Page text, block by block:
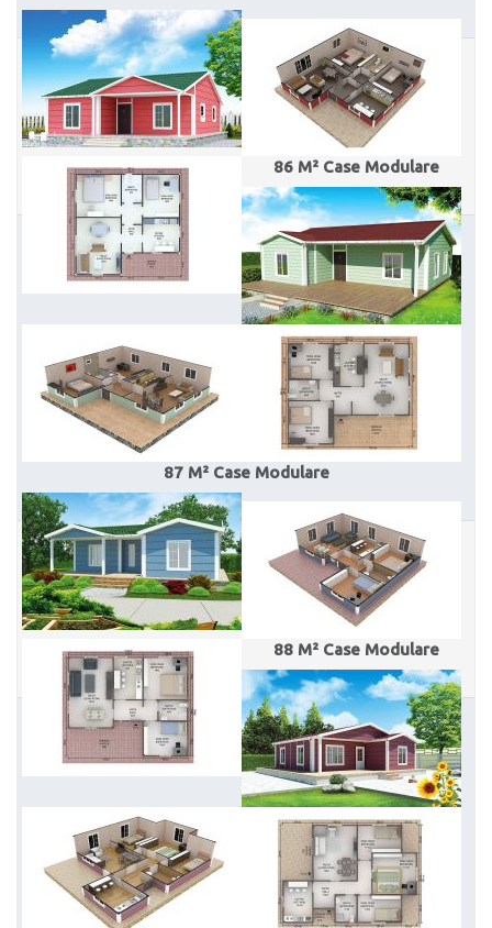
86 M² Case Modulare
87 M² Case Modulare
88 M² Case Modulare